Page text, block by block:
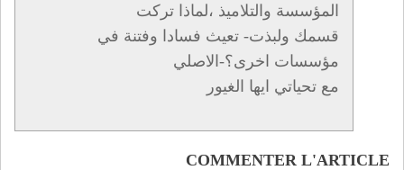
المؤسسة والتلاميذ ،لماذا تركت
قسمك ولبذت- تعيث فسادا وفتنة في
مؤسسات اخرى؟-الاصلي
مع تحياتي ايها الغيور
COMMENTER L'ARTICLE